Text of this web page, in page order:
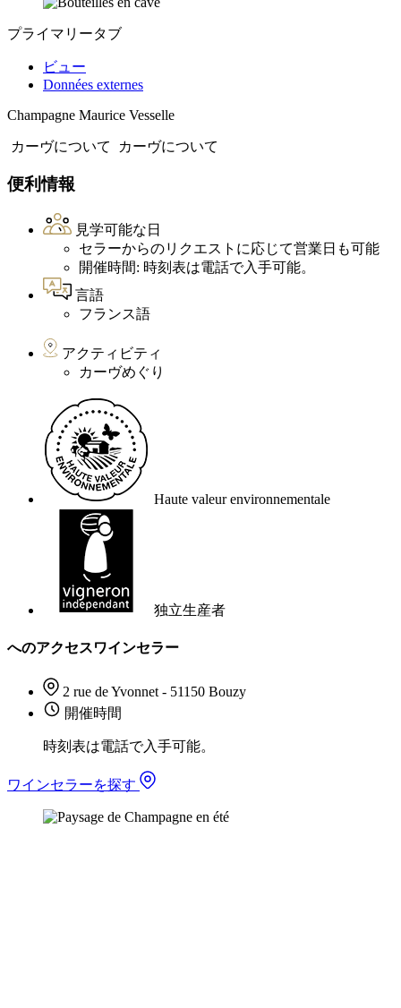
プライマリータブ
ビュー
Données externes
Champagne Maurice Vesselle
カーヴについて カーヴについて
便利情報
見学可能な日
セラーからのリクエストに応じて営業日も可能
開催時間: 時刻表は電話で入手可能。
言語
フランス語
アクティビティ
カーヴめぐり
Haute valeur environnementale
独立生産者
へのアクセスワインセラー
2 rue de Yvonnet - 51150 Bouzy
開催時間
時刻表は電話で入手可能。
ワインセラーを探す